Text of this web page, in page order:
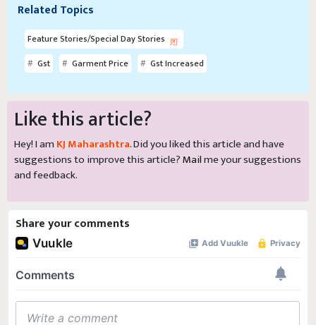
Related Topics
Feature Stories/Special Day Stories
Gst
Garment Price Gst Increased
Like this article?
Hey! I am KJ Maharashtra. Did you liked this article and have
suggestions to improve this article?Mailme your suggestions
and feedback.
Share your comments